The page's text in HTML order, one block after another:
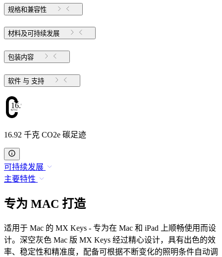
规格和兼容性
材料及可持续发展
包装内容
软件 与 支持
16.92
16.92 千克 CO2e 碳足迹
可持续发展
主要特性
专为 MAC 打造
适用于 Mac 的 MX Keys - 专为在 Mac 和 iPad 上顺畅使用而设
计。深空灰色 Mac 版 MX Keys 经过精心设计，具有出色的效
率、稳定性和精准度，配备可根据不断变化的照明条件自动调